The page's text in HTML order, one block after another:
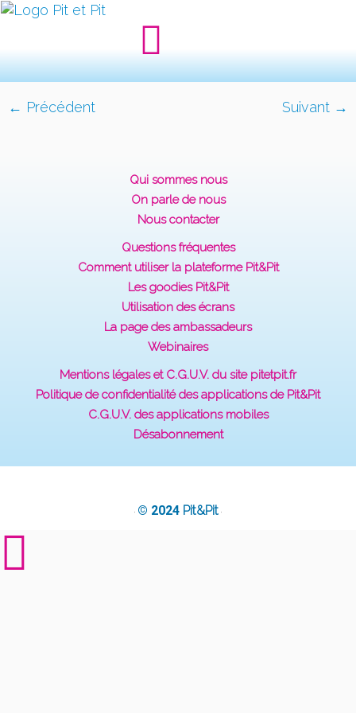
← Précédent Suivant →
Qui sommes nous
On parle de nous
Nous contacter
Questions fréquentes
Comment utiliser la plateforme Pit&Pit
Les goodies Pit&Pit
Utilisation des écrans
La page des ambassadeurs
Webinaires
Mentions légales et C.G.U.V. du site pitetpit.fr
Politique de confidentialité des applications de Pit&Pit
C.G.U.V. des applications mobiles
Désabonnement
· © 2024 Pit&Pit ·